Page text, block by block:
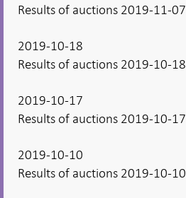
Results of auctions 2019-11-07
2019-10-18
Results of auctions 2019-10-18
2019-10-17
Results of auctions 2019-10-17
2019-10-10
Results of auctions 2019-10-10